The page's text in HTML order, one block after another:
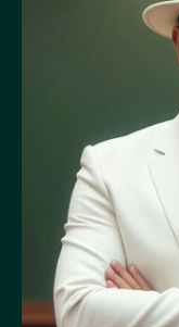
actor productivo y
requisitos los
1- Se considerará
justo aquella en la
de sus miembros
el restante quince
colmenas.
El reglamento de la
específicos para las